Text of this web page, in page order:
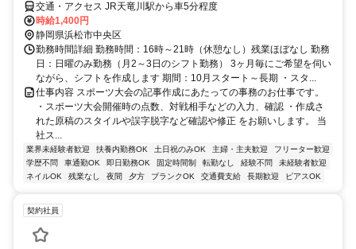
交通・アクセス JR天竜川駅から車5分程度
時給1,400円
静岡県浜松市中央区
勤務時間詳細 勤務時間：16時～21時（休憩なし）残業ほぼなし 勤務
日：日曜のみ勤務（月2～3日のシフト勤務） 3ヶ月毎にご希望を伺い
ながら、シフトを作成します 期間：10月スタート～長期 ・スタ...
仕事内容 スポーツ大会の記事作成にあたっての事務のお仕事です。
・スポーツ大会開催時の点数、対戦相手などの入力、確認 ・作成さ
れた原稿のスタイルや誤字脱字など確認や修正 をお願いします。 当
社ス...
業界未経験者歓迎 扶養内勤務OK 土日祝のみOK 主婦・主夫歓迎
フリーター歓迎
学歴不問
車通勤OK 即日勤務OK 固定時間制 転勤なし 経験不問
未経験者歓迎
ネイルOK
残業なし 夜間 夕方 ブランクOK 交通費支給 長期歓迎 ピアスOK
契約社員